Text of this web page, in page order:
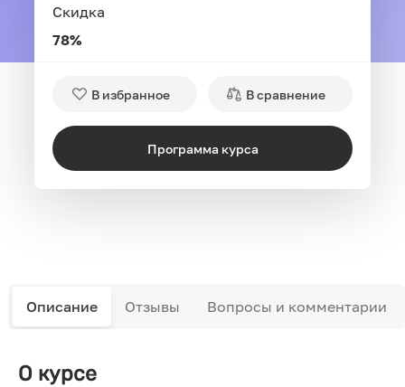
Скидка
78%
В избранное В сравнение
Программа курса
Описание Отзывы Вопросы и комментарии
О курсе